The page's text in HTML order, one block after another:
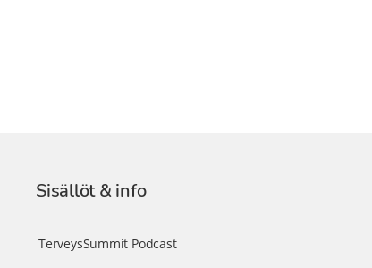
Sisällöt & info
TerveysSummit Podcast